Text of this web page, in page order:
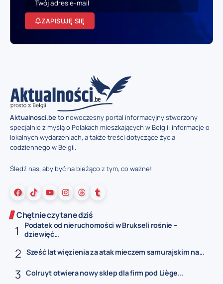
ZAPISUJĘ SIĘ
Aktualnosci.beto nowoczesny portal informacyjny stworzony
specjalnie z myślą o Polakach mieszkających w Belgii: informacje o
lokalnych wydarzeniach, a także treści dotyczące życia
codziennego w Belgii.
Śledź nas, aby być na bieżąco z tym, co ważne!
Chętnie czytane dziś
Podatek od nieruchomości w Brukseli rośnie –
dziewięć...
Sześć lat więzienia za atak mieczem samurajskim na...
Colruyt otwiera nowy sklep dla firm pod Liège...